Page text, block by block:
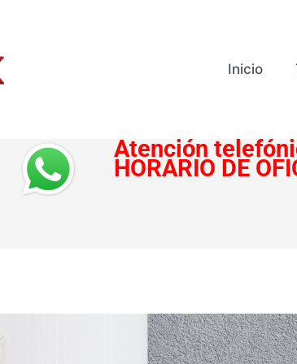
Inicio
Atención
HORARIO DE